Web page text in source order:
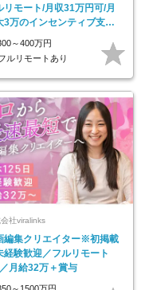
リモート/月収31万円可/月
3万のインセンティブ支給/
年齢33歳
～400万円
ルリモートあり
社viralinks
編集クリエイター※初掲載
経験歓迎／フルリモート
月給32万＋賞与